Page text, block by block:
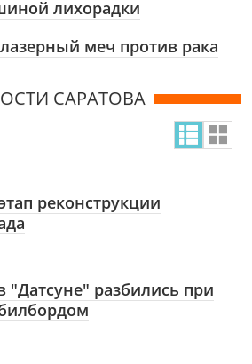
лихорадки
меч против рака
САРАТОВА
реконструкции
"Датсуне" разбились при